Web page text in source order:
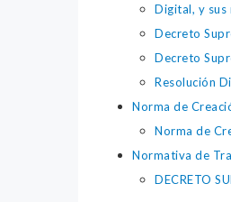
Digital, y
Decreto
Decreto
Resolución
Norma de
Norma de
Normativa de
DECRETO